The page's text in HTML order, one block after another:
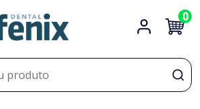
0